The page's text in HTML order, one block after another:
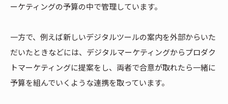
ーケティングの予算の中で管理しています。
一方で、例えば新しいデジタルツールの案内を外部からいた
だいたときなどには、デジタルマーケティングからプロダク
トマーケティングに提案をし、両者で合意が取れたら一緒に
予算を組んでいくような連携を取っています。